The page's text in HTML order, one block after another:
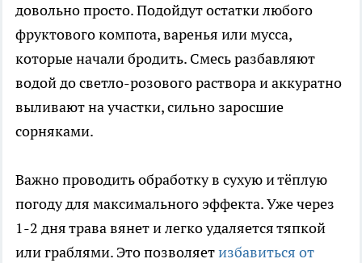
довольно просто. Подойдут остатки любого
фруктового компота, варенья или мусса,
которые начали бродить. Смесь разбавляют
водой до светло-розового раствора и аккуратно
выливают на участки, сильно заросшие
сорняками.
Важно проводить обработку в сухую и тёплую
погоду для максимального эффекта. Уже через
1-2 дня трава вянет и легко удаляется тяпкой
или граблями. Это позволяетизбавиться от